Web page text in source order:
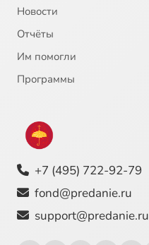
Новости
Отчёты
Им помогли
Программы
+7 (495) 722-92-79
fond@predanie.ru
support@predanie.ru